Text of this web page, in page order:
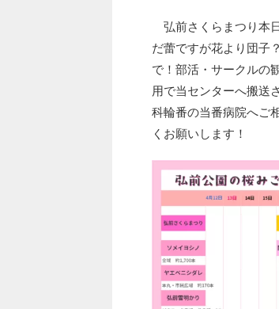
弘前さくらまつり本
だ蕾ですが花より団子
で！部活・サークルの
用で当センターへ搬送
科輪番の当番病院へご
くお願いします！